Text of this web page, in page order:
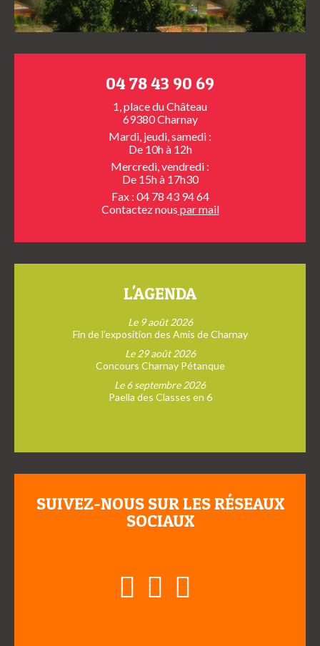
04 78 43 90 69
1, place du Château
69380 Charnay
Mardi, jeudi, samedi :
De 10h à 12h
Mercredi, vendredi :
De 15h à 17h30
Fax : 04 78 43 94 64
Contactez nous par mail
L'AGENDA
Le 9 août 2026
Fin de l’exposition des Amis de Charnay
Le 29 août 2026
Concours Charnay Pétanque
Le 6 septembre 2026
Paella des Classes en 6
SUIVEZ-NOUS SUR LES RÉSEAUX
SOCIAUX